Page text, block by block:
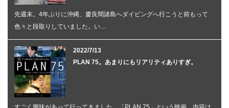
先週末。4年ぶりに沖縄、慶良間諸島へダイビングへ行こうと前もって
色々と段取りしていました。い…
2022/7/13
PLAN 75。あまりにもリアリティありすぎ。